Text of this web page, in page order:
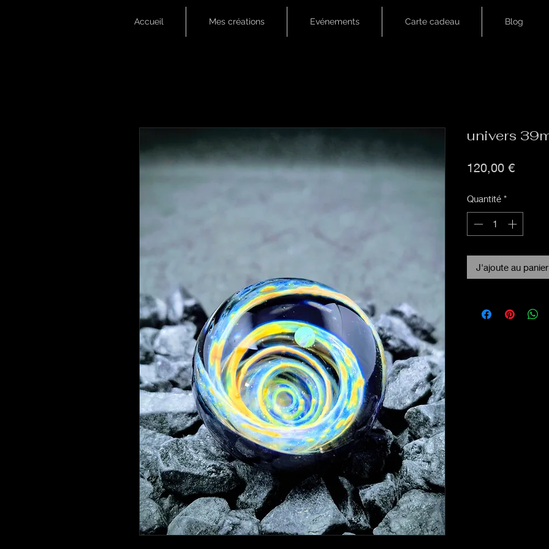
Accueil Mes créations Evénements Carte cadeau Blog
univers
120,00 €Prix
Quantité *
J'ajoute au panier